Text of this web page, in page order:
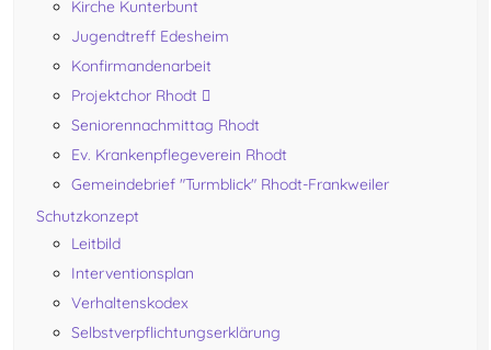
Kirche Kunterbunt
Jugendtreff Edesheim
Konfirmandenarbeit
Projektchor Rhodt
Seniorennachmittag Rhodt
Ev. Krankenpflegeverein Rhodt
Gemeindebrief "Turmblick" Rhodt-Frankweiler
Schutzkonzept
Leitbild
Interventionsplan
Verhaltenskodex
Selbstverpflichtungserklärung